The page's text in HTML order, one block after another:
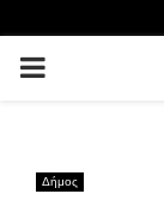
PRIMARY
Δήμος